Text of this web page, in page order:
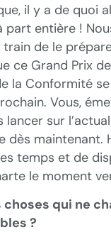
il y a de quoi
part entière !
train de le
ce Grand Prix
la Conformité
Vous,
lancer sur
dès maintenant.
temps et de
le moment
choses qui ne
?